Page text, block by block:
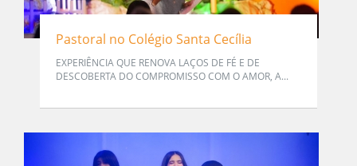
Pastoral no Colégio Santa Cecília
EXPERIÊNCIA QUE RENOVA LAÇOS DE FÉ E DE
DESCOBERTA DO COMPROMISSO COM O AMOR, A...